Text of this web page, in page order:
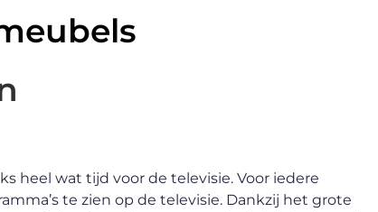
heel wat tijd voor de televisie. Voor iedere
te zien op de televisie. Dankzij het grote